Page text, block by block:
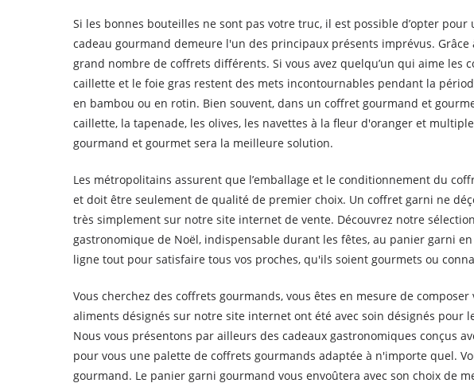
Si les bonnes bouteilles ne sont pas votre truc, il est possible d’opter
cadeau gourmand demeure l'un des principaux présents imprévus.
grand nombre de coffrets différents. Si vous avez quelqu’un qui aime
caillette et le foie gras restent des mets incontournables pendant la
en bambou ou en rotin. Bien souvent, dans un coffret gourmand et
caillette, la tapenade, les olives, les navettes à la fleur d'oranger et
gourmand et gourmet sera la meilleure solution.
Les métropolitains assurent que l’emballage et le conditionnement du
et doit être seulement de qualité de premier choix. Un coffret garni ne
très simplement sur notre site internet de vente. Découvrez notre
gastronomique de Noël, indispensable durant les fêtes, au panier garni
ligne tout pour satisfaire tous vos proches, qu'ils soient gourmets ou
Vous cherchez des coffrets gourmands, vous êtes en mesure de
aliments désignés sur notre site internet ont été avec soin désignés
Nous vous présentons par ailleurs des cadeaux gastronomiques conçus
pour vous une palette de coffrets gourmands adaptée à n'importe quel.
gourmand. Le panier garni gourmand vous envoûtera avec son choix de